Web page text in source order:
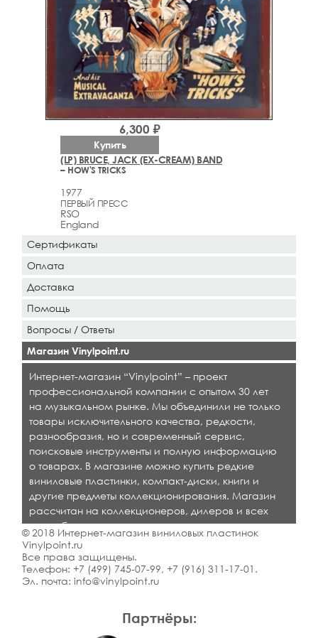
(LP) BRUCE, JACK (EX-CREAM) BAND
– HOW'S TRICKS
1977
ПЕРВЫЙ ПРЕСС
RSO
England
6,300 ₽
Купить
Партнёры:
Сертификаты
Оплата
Доставка
Помощь
Вопросы / Ответы
Магазин Vinylpoint.ru
Интернет-магазин “Vinylpoint” – проект
профессиональной компании с опытом 30 лет
на музыкальном рынке. Мы объединили не только
товары исключительного качества, редкости,
разнообразия, но и современный сервис,
поисковые инструменты и полную информацию
о товарах. В магазине можно купить редкие
виниловые пластинки, компакт-диски, книги и
другие предметы коллекционирования. Магазин
рассчитан на коллекционеров, дилеров и всех
кто любит качественную музыку.
© 2018 Интернет-магазин виниловых пластинок
Vinylpoint.ru
Все права защищены.
Телефон: +7 (499) 745-07-99, +7 (916) 311-17-01 .
Эл. почта: info@vinylpoint.ru